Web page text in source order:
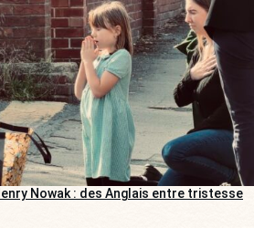
Nowak : des Anglais entre tristesse